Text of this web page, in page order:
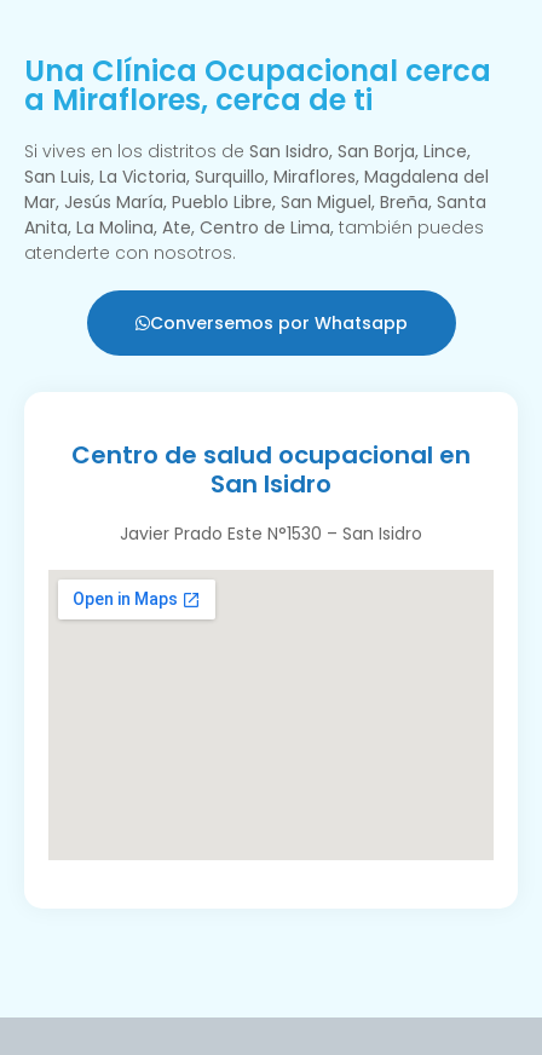
Una Clínica Ocupacional cerca
a Miraflores, cerca de ti
Si vives en los distritos de San Isidro, San Borja, Lince,
San Luis, La Victoria, Surquillo, Miraflores, Magdalena del
Mar, Jesús María, Pueblo Libre, San Miguel, Breña, Santa
Anita, La Molina, Ate, Centro de Lima, también puedes
atenderte con nosotros.
Conversemos por Whatsapp
Centro de salud ocupacional en
San Isidro
Javier Prado Este N°1530 – San Isidro